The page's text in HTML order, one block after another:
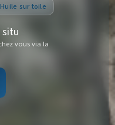
Huile sur toile
situ
vous via la